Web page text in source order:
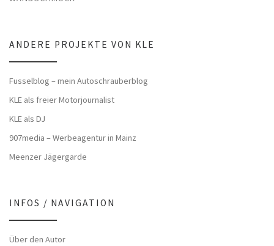
ANDERE PROJEKTE VON KLE
Fusselblog – mein Autoschrauberblog
KLE als freier Motorjournalist
KLE als DJ
907media – Werbeagentur in Mainz
Meenzer Jägergarde
INFOS / NAVIGATION
Über den Autor